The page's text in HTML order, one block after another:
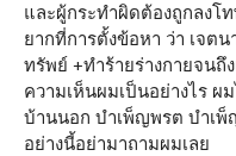
และผู้กระทำผิดต้องถูกลงโ
ยากที่การตั้งข้อหา ว่า เจตน
ทรัพย์ +ทำร้ายร่างกายจนถึ
ความเห็นผมเป็นอย่างไร
บ้านนอก บำเพ็ญพรต บำเพ็
อย่างนี้อย่ามาถามผมเลย